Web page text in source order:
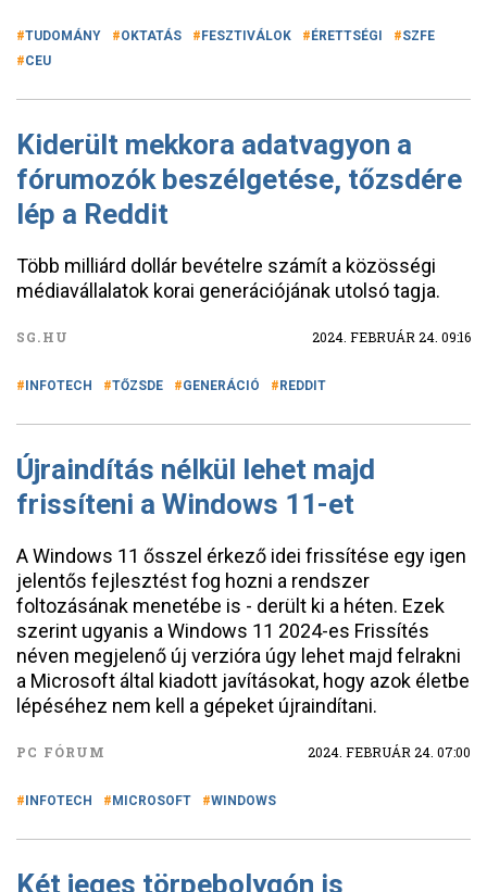
TUDOMÁNY OKTATÁS FESZTIVÁLOK ÉRETTSÉGI
SZFE
CEU
Kiderült mekkora adatvagyon a
fórumozók beszélgetése, tőzsdére
lép a Reddit
Több milliárd dollár bevételre számít a közösségi
médiavállalatok korai generációjának utolsó tagja.
SG.HU 2024. FEBRUÁR 24. 09:16
INFOTECH TŐZSDE GENERÁCIÓ REDDIT
Újraindítás nélkül lehet majd
frissíteni a Windows 11-et
A Windows 11 ősszel érkező idei frissítése egy igen
jelentős fejlesztést fog hozni a rendszer
foltozásának menetébe is - derült ki a héten. Ezek
szerint ugyanis a Windows 11 2024-es Frissítés
néven megjelenő új verzióra úgy lehet majd felrakni
a Microsoft által kiadott javításokat, hogy azok életbe
lépéséhez nem kell a gépeket újraindítani.
PC FÓRUM 2024. FEBRUÁR 24. 07:00
INFOTECH MICROSOFT WINDOWS
Két jeges törpebolygón is